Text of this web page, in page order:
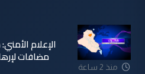
منذ 2 ساعة
مضافات